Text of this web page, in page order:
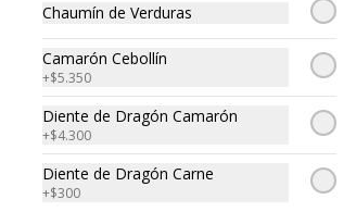
Chaumín de Verduras
Camarón Cebollín
+$5.350
Diente de Dragón Camarón
+$4.300
Diente de Dragón Carne
+$300